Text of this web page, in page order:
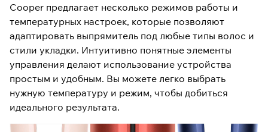
Cooper предлагает несколько режимов работы и
температурных настроек, которые позволяют
адаптировать выпрямитель под любые типы волос и
стили укладки. Интуитивно понятные элементы
управления делают использование устройства
простым и удобным. Вы можете легко выбрать
нужную температуру и режим, чтобы добиться
идеального результата.